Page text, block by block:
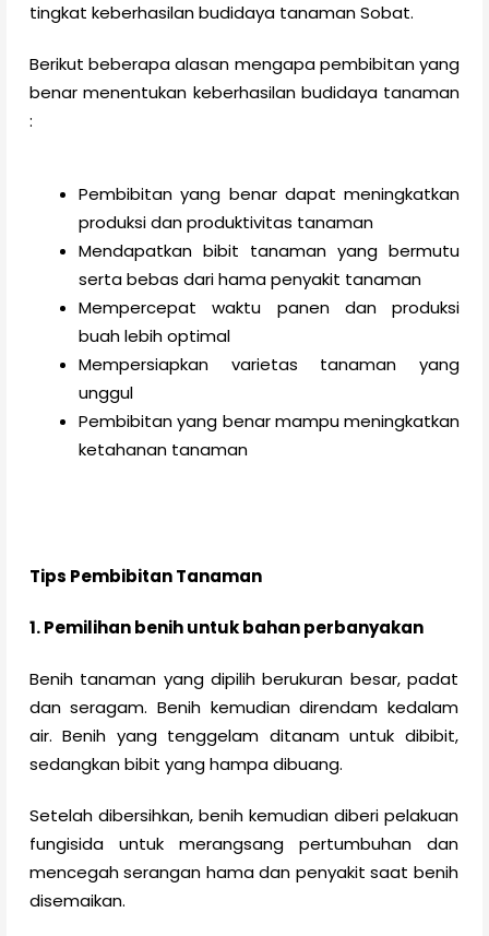
tingkat keberhasilan budidaya tanaman Sobat.
Berikut beberapa alasan mengapa pembibitan yang
benar menentukan keberhasilan budidaya tanaman
:
Pembibitan yang benar dapat meningkatkan
produksi dan produktivitas tanaman
Mendapatkan bibit tanaman yang bermutu
serta bebas dari hama penyakit tanaman
Mempercepat waktu panen dan produksi
buah lebih optimal
Mempersiapkan varietas tanaman yang
unggul
Pembibitan yang benar mampu meningkatkan
ketahanan tanaman
Tips Pembibitan Tanaman
1. Pemilihan benih untuk bahan perbanyakan
Benih tanaman yang dipilih berukuran besar, padat
dan seragam. Benih kemudian direndam kedalam
air. Benih yang tenggelam ditanam untuk dibibit,
sedangkan bibit yang hampa dibuang.
Setelah dibersihkan, benih kemudian diberi pelakuan
fungisida untuk merangsang pertumbuhan dan
mencegah serangan hama dan penyakit saat benih
disemaikan.